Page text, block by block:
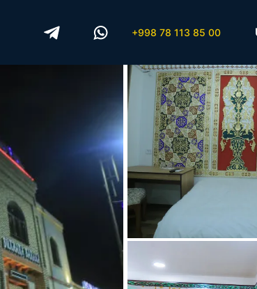
+998 78 113 85 00